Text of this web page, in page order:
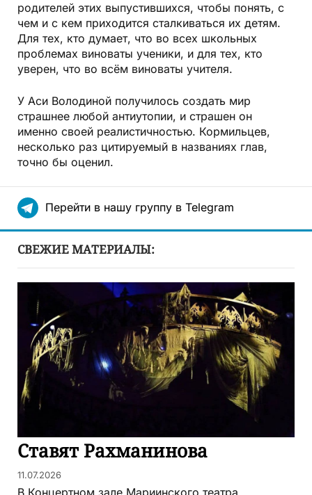
родителей этих выпустившихся, чтобы понять, с
чем и с кем приходится сталкиваться их детям.
Для тех, кто думает, что во всех школьных
проблемах виноваты ученики, и для тех, кто
уверен, что во всём виноваты учителя.
У Аси Володиной получилось создать мир
страшнее любой антиутопии, и страшен он
именно своей реалистичностью. Кормильцев,
несколько раз цитируемый в названиях глав,
точно бы оценил.
Перейти в нашу группу в Telegram
СВЕЖИЕ МАТЕРИАЛЫ:
Ставят Рахманинова
11.07.2026
В Концертном зале Мариинского театра